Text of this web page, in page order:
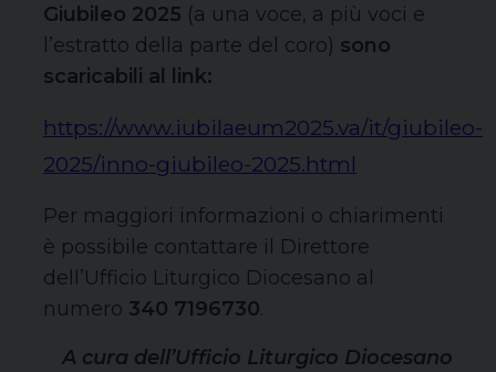
Giubileo 2025 (a una voce, a più voci e
l’estratto della parte del coro) sono
scaricabili al link:
https://www.iubilaeum2025.va/it/giubileo-
2025/inno-giubileo-2025.html
Per maggiori informazioni o chiarimenti
è possibile contattare il Direttore
dell’Ufficio Liturgico Diocesano al
numero 340 7196730.
A cura dell’Ufficio Liturgico Diocesano